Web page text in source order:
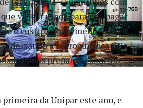
vai ser usada para pré-pagar
o custo e prazo médio de seu
deixando a petroquímica de
mais preparada para um
primeira da Unipar este ano, e